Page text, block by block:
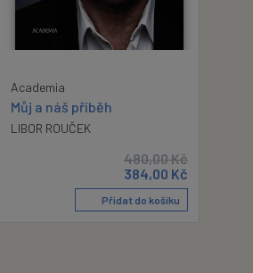
Academia
Můj a náš příběh
LIBOR ROUČEK
480,00Kč
384,00 Kč
Přidat do košíku